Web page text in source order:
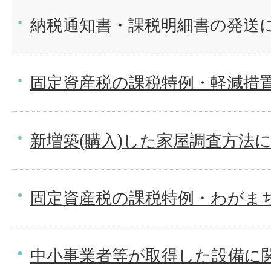
納税通知書・課税明細書の発送
固定資産税の課税特例・軽減措
新増築(購入)した家屋調査方法
固定資産税の課税特例・わがま
中小事業者等が取得した設備に